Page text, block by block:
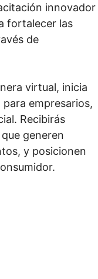
innovador
fortalecer las
de
virtual, inicia
empresarios,
Recibirás
generen
y posicionen